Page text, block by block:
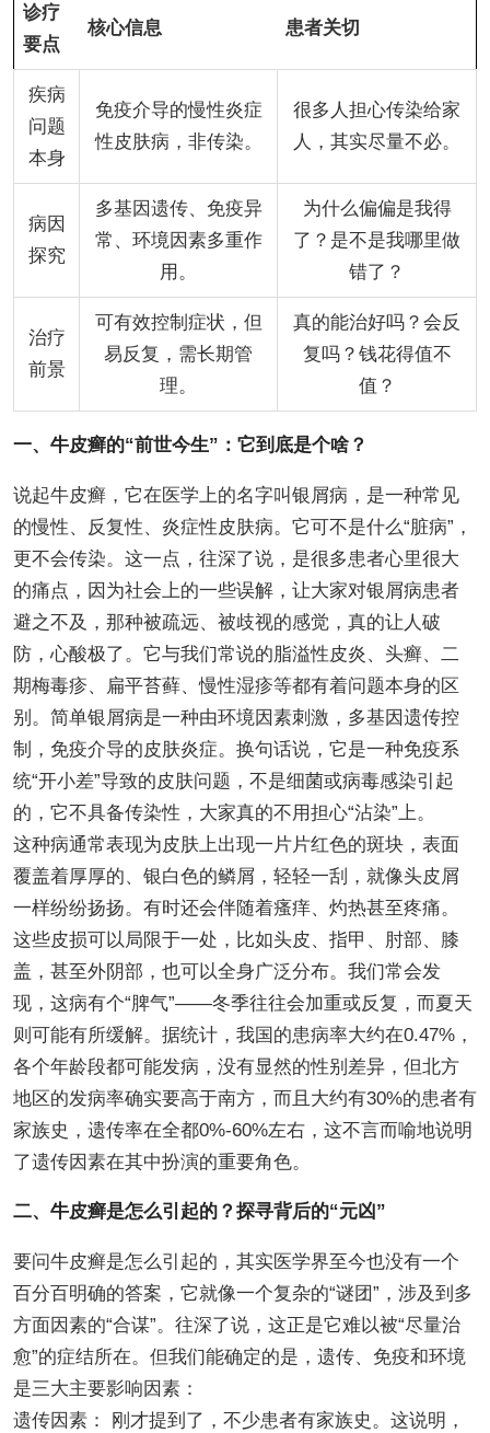
诊疗
要点
核心信息 患者关切
疾病
问题
本身
免疫介导的慢性炎症
性皮肤病，非传染。
很多人担心传染给家
人，其实尽量不必。
病因
探究
多基因遗传、免疫异
常、环境因素多重作
用。
为什么偏偏是我得
了？是不是我哪里做
错了？
治疗
前景
可有效控制症状，但
易反复，需长期管
理。
真的能治好吗？会反
复吗？钱花得值不
值？
一、牛皮癣的“前世今生”：它到底是个啥？
说起牛皮癣，它在医学上的名字叫银屑病，是一种常见
的慢性、反复性、炎症性皮肤病。它可不是什么“脏病”，
更不会传染。这一点，往深了说，是很多患者心里很大
的痛点，因为社会上的一些误解，让大家对银屑病患者
避之不及，那种被疏远、被歧视的感觉，真的让人破
防，心酸极了。它与我们常说的脂溢性皮炎、头癣、二
期梅毒疹、扁平苔藓、慢性湿疹等都有着问题本身的区
别。简单银屑病是一种由环境因素刺激，多基因遗传控
制，免疫介导的皮肤炎症。换句话说，它是一种免疫系
统“开小差”导致的皮肤问题，不是细菌或病毒感染引起
的，它不具备传染性，大家真的不用担心“沾染”上。
这种病通常表现为皮肤上出现一片片红色的斑块，表面
覆盖着厚厚的、银白色的鳞屑，轻轻一刮，就像头皮屑
一样纷纷扬扬。有时还会伴随着瘙痒、灼热甚至疼痛。
这些皮损可以局限于一处，比如头皮、指甲、肘部、膝
盖，甚至外阴部，也可以全身广泛分布。我们常会发
现，这病有个“脾气”——冬季往往会加重或反复，而夏天
则可能有所缓解。据统计，我国的患病率大约在0.47%，
各个年龄段都可能发病，没有显然的性别差异，但北方
地区的发病率确实要高于南方，而且大约有30%的患者有
家族史，遗传率在全都0%-60%左右，这不言而喻地说明
了遗传因素在其中扮演的重要角色。
二、牛皮癣是怎么引起的？探寻背后的“元凶”
要问牛皮癣是怎么引起的，其实医学界至今也没有一个
百分百明确的答案，它就像一个复杂的“谜团”，涉及到多
方面因素的“合谋”。往深了说，这正是它难以被“尽量治
愈”的症结所在。但我们能确定的是，遗传、免疫和环境
是三大主要影响因素：
遗传因素： 刚才提到了，不少患者有家族史。这说明，